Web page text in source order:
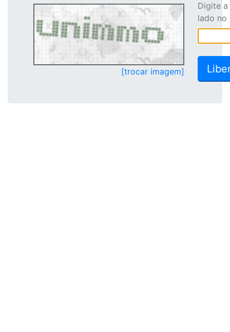
[trocar imagem]
Digite
lado no